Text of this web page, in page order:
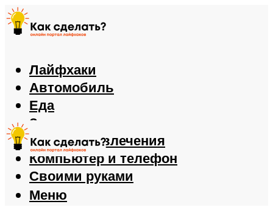
Лайфхаки
Автомобиль
Еда
Здоровье
Игры и развлечения
Компьютер и телефон
Своими руками
Меню